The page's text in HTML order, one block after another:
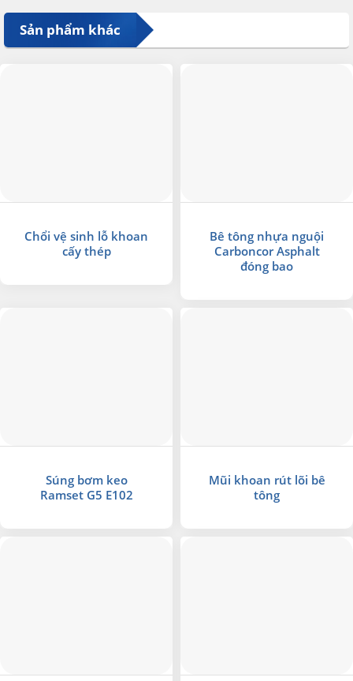
Sản phẩm khác
Chổi vệ sinh lỗ khoan
cấy thép
Bê tông nhựa nguội
Carboncor Asphalt
đóng bao
Súng bơm keo
Ramset G5 E102
Mũi khoan rút lõi bê
tông